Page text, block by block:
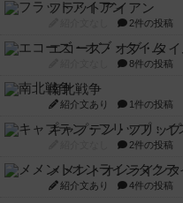
フラットアイアン
2件の投稿
エコーズ・オブ・タイ
8件の投稿
南北戦争
紹介文あり 1件の投稿
キャプテン・フリッ
2件の投稿
メメントオンライン
紹介文あり 4件の投稿